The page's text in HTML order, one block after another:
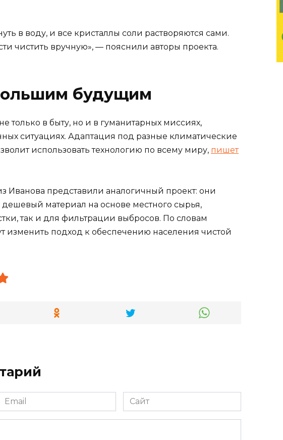
в воду, и все кристаллы соли растворяются сами.
чистить вручную», — пояснили авторы проекта.
будущим
только в быту, но и в гуманитарных миссиях,
ситуациях. Адаптация под разные климатические
использовать технологию по всему миру, пишет
Иванова представили аналогичный проект: они
материал на основе местного сырья,
так и для фильтрации выбросов. По словам
изменить подход к обеспечению населения чистой
Email
Сайт